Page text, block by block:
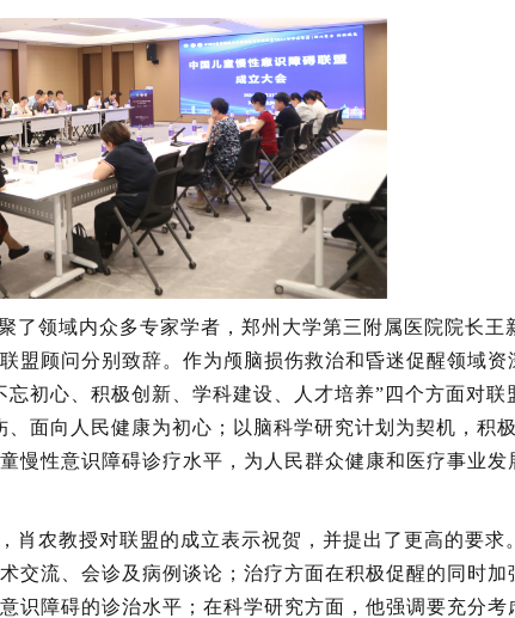
了领域内众多专家学者，郑州大学第三附属医院院长王
盟顾问分别致辞。作为颅脑损伤救治和昏迷促醒领域资
初心、积极创新、学科建设、人才培养”四个方面对联
面向人民健康为初心；以脑科学研究计划为契机，积极
慢性意识障碍诊疗水平，为人民群众健康和医疗事业发
肖农教授对联盟的成立表示祝贺，并提出了更高的要求
交流、会诊及病例谈论；治疗方面在积极促醒的同时加
识障碍的诊治水平；在科学研究方面，他强调要充分考